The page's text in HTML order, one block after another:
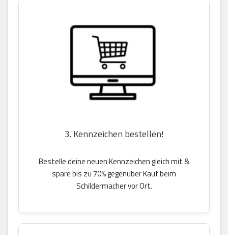
3. Kennzeichen bestellen!
Bestelle deine neuen Kennzeichen gleich mit &
spare bis zu 70% gegenüber Kauf beim
Schildermacher vor Ort.